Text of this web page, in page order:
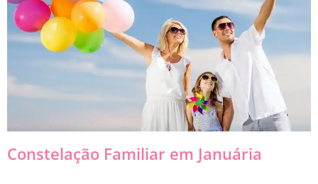
Constelação Familiar em Januária